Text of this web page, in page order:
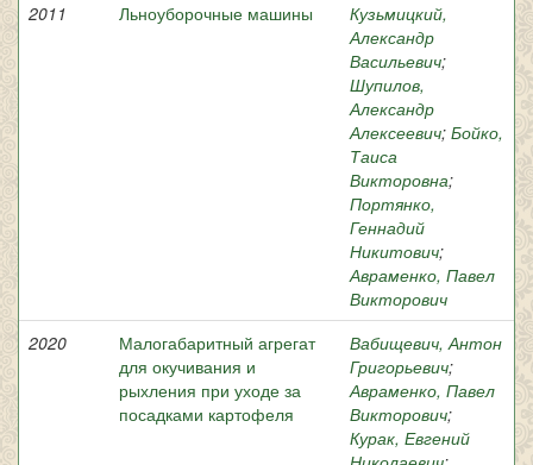
2011 Льноуборочные машины
Кузьмицкий,
Александр
Васильевич;
Шупилов,
Александр
Алексеевич; Бойко,
Таиса
Викторовна;
Портянко,
Геннадий
Никитович;
Авраменко, Павел
Викторович
2020
Малогабаритный агрегат
для окучивания и
рыхления при уходе за
посадками картофеля
Вабищевич, Антон
Григорьевич;
Авраменко, Павел
Викторович;
Курак, Евгений